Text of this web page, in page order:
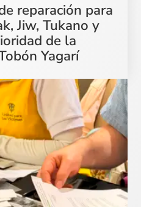
reparación para
Jiw, Tukano y
de la
Yagarí